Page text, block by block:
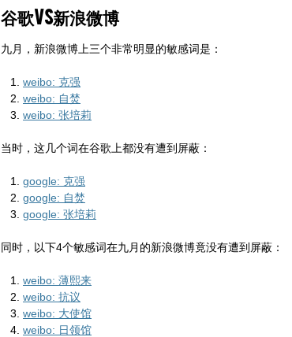
谷歌VS新浪微博
九月，新浪微博上三个非常明显的敏感词是：
weibo: 克强
weibo: 自焚
weibo: 张培莉
当时，这几个词在谷歌上都没有遭到屏蔽：
google: 克强
google: 自焚
google: 张培莉
同时，以下4个敏感词在九月的新浪微博竟没有遭到屏蔽：
weibo: 薄熙来
weibo: 抗议
weibo: 大使馆
weibo: 日领馆